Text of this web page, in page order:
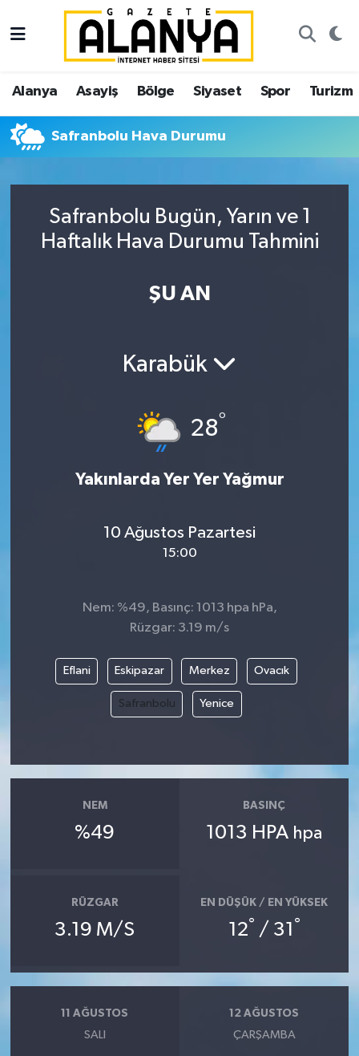
Alanya Asayiş Bölge Siyaset Spor Turizm
Safranbolu Hava Durumu
Safranbolu Bugün, Yarın ve 1
Haftalık Hava Durumu Tahmini
ŞU AN
Karabük
28°
Yakınlarda Yer Yer Yağmur
10 Ağustos Pazartesi
15:00
Nem: %49, Basınç: 1013 hpa hPa,
Rüzgar: 3.19 m/s
Eflani Eskipazar Merkez Ovacık
Safranbolu Yenice
NEM
%49
BASINÇ
1013 HPA hpa
RÜZGAR
3.19 M/S
EN DÜŞÜK / EN YÜKSEK
12° / 31 °
11 AĞUSTOS
SALI
12 AĞUSTOS
ÇARŞAMBA
Alanya
Asayiş
Bölge
Siyaset
Spor
İstanbul Nöbetçi Eczaneler
İstanbul Hava Durumu
İstanbul Trafik Yoğunluk Haritası
Süper Lig Puan Durumu ve Fikstür
Tüm Manşetler